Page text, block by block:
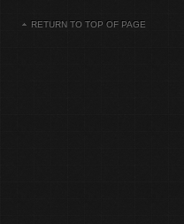
RETURN TO TOP OF PAGE